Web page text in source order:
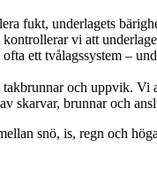
fukt, underlagets
vi att
ett tvålagssystem –
och uppvik.
skarvar, brunnar och
snö, is, regn och